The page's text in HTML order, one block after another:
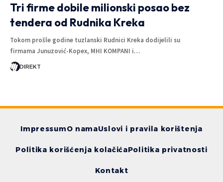
Tri firme dobile milionski posao bez
tendera od Rudnika Kreka
Tokom prošle godine tuzlanski Rudnici Kreka dodijelili su
firmama Junuzović-Kopex, MHI KOMPANI i…
DIREKT
ImpressumO namaUslovi i pravila korištenja
Politika korišćenja kolačićaPolitika privatnosti
Kontakt